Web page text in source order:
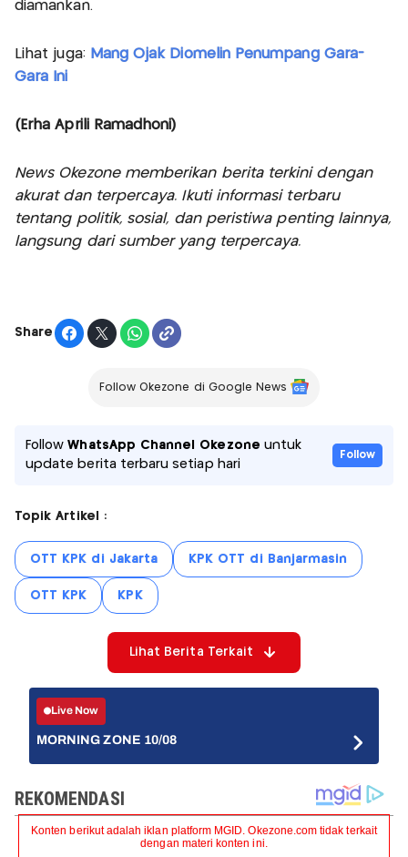
diamankan.
Lihat juga: Mang Ojak Diomelin Penumpang Gara-
Gara Ini
(Erha Aprili Ramadhoni)
News Okezone memberikan berita terkini dengan
akurat dan terpercaya. Ikuti informasi terbaru
tentang politik, sosial, dan peristiwa penting lainnya,
langsung dari sumber yang terpercaya.
Share
Follow Okezone di Google News
FollowWhatsApp Channel Okezone untuk
update berita terbaru setiap hari
Follow
Topik Artikel :
OTT KPK di Jakarta KPK OTT di Banjarmasin
OTT KPK KPK
Lihat Berita Terkait
Live Now
MORNING ZONE 10/08